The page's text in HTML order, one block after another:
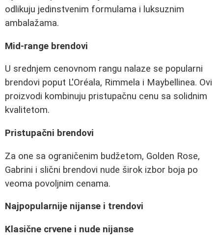
odlikuju jedinstvenim formulama i luksuznim
ambalažama.
Mid-range brendovi
U srednjem cenovnom rangu nalaze se popularni
brendovi poput L'Oréala, Rimmela i Maybellinea. Ovi
proizvodi kombinuju pristupačnu cenu sa solidnim
kvalitetom.
Pristupačni brendovi
Za one sa ograničenim budžetom, Golden Rose,
Gabrini i slični brendovi nude širok izbor boja po
veoma povoljnim cenama.
Najpopularnije nijanse i trendovi
Klasične crvene i nude nijanse